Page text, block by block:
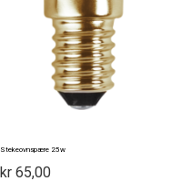
Stekeovnspære 25w
kr 65,00